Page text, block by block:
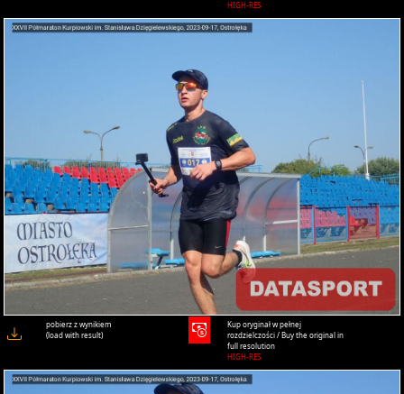
HIGH-RES
pobierz z wynikiem
(load with result)
Kup oryginał w pełnej
rozdzielczości / Buy the original in
full resolution
HIGH-RES